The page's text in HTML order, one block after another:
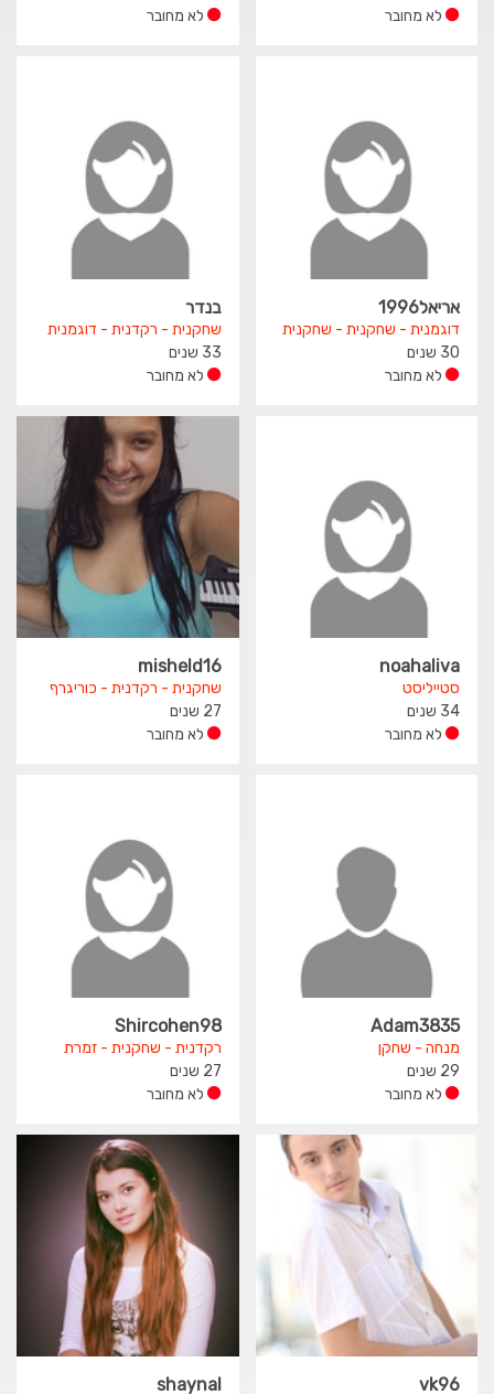
לא מחובר
לא מחובר
אריאל1996
דוגמנית - שחקנית - שחקנית
30 שנים
לא מחובר
בנדר
שחקנית - רקדנית - דוגמנית
33 שנים
לא מחובר
noahaliva
סטייליסט
34 שנים
לא מחובר
misheld16
שחקנית - רקדנית - כוריגרף
27 שנים
לא מחובר
Adam3835
מנחה - שחקן
29 שנים
לא מחובר
Shircohen98
רקדנית - שחקנית - זמרת
27 שנים
לא מחובר
vk96
shaynal